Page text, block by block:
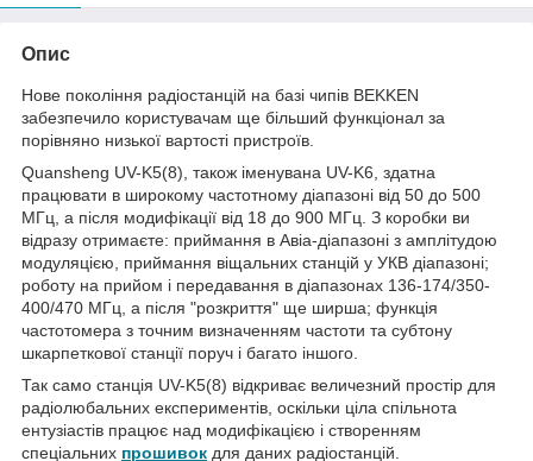
Опис
Нове покоління радіостанцій на базі чипів BEKKEN
забезпечило користувачам ще більший функціонал за
порівняно низької вартості пристроїв.
Quansheng UV-K5(8), також іменувана UV-K6, здатна
працювати в широкому частотному діапазоні від 50 до 500
МГц, а після модифікації від 18 до 900 МГц. З коробки ви
відразу отримаєте: приймання в Авіа-діапазоні з амплітудою
модуляцією, приймання віщальних станцій у УКВ діапазоні;
роботу на прийом і передавання в діапазонах 136-174/350-
400/470 МГц, а після "розкриття" ще ширша; функція
частотомера з точним визначенням частоти та субтону
шкарпеткової станції поруч і багато іншого.
Так само станція UV-K5(8) відкриває величезний простір для
радіолюбальних експериментів, оскільки ціла спільнота
ентузіастів працює над модифікацією і створенням
спеціальних прошивок для даних радіостанцій.